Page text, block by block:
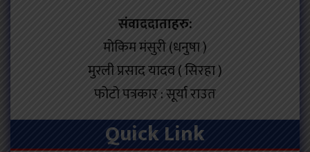
संवाददाताहरु:
मोकिम मंसुरी (धनुषा )
मुरली प्रसाद यादव ( सिरहा )
फोटो पत्रकार : सूर्या राउत
Quick Link